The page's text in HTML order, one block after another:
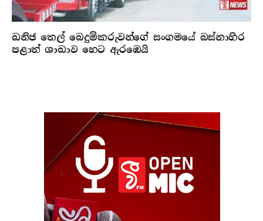
ඛනිජ තෙල් බෙදුම්කරුවන්ගේ සංගමයේ බස්නාහිර
පළාත් ශාඛාව හෙට ඇරඹෙයි